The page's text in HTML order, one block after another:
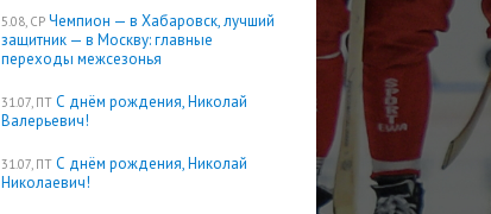
5.08, СР Чемпион — в Хабаровск, лучший
защитник — в Москву: главные
переходы межсезонья
31.07, ПТ С днём рождения, Николай
Валерьевич!
31.07, ПТ С днём рождения, Николай
Николаевич!